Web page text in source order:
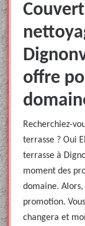
offre
Recherchiez-
terrasse ? Oui
terrasse à
moment des
domaine.
promotion.
changera et